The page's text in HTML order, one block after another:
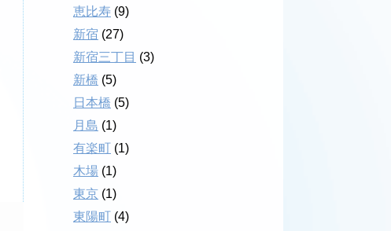
恵比寿 (9)
新宿 (27)
新宿三丁目 (3)
新橋 (5)
日本橋 (5)
月島 (1)
有楽町 (1)
木場 (1)
東京 (1)
東陽町 (4)